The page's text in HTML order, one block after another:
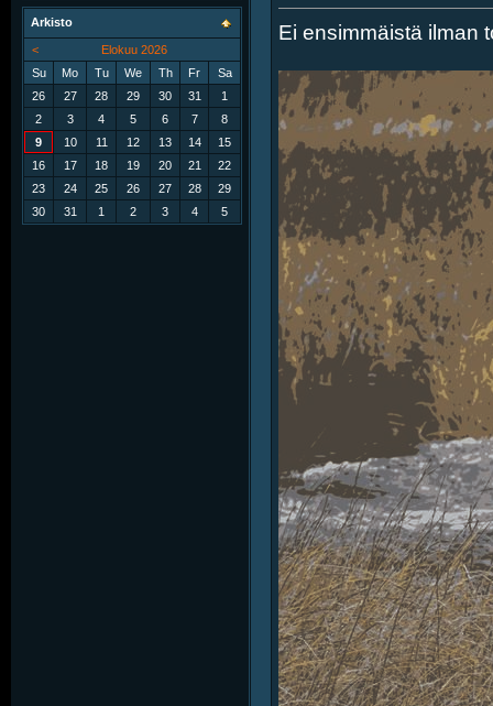
Ei ensimmäistä ilman
Arkisto
<
Elokuu 2026
Su
Mo Tu We Th Fr
Sa
26
27 28 29 30 31
1
2
3 4 5 6 7
8
9
10 11 12 13 14
15
16
17 18 19 20 21
22
23
24 25 26 27 28
29
30
31 1 2 3 4 5